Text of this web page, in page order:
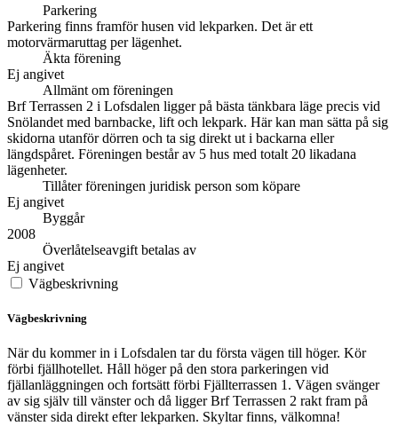
Parkering
Parkering finns framför husen vid lekparken. Det är ett
motorvärmaruttag per lägenhet.
Äkta förening
Ej angivet
Allmänt om föreningen
Brf Terrassen 2 i Lofsdalen ligger på bästa tänkbara läge precis vid
Snölandet med barnbacke, lift och lekpark. Här kan man sätta på sig
skidorna utanför dörren och ta sig direkt ut i backarna eller
längdspåret. Föreningen består av 5 hus med totalt 20 likadana
lägenheter.
Tillåter föreningen juridisk person som köpare
Ej angivet
Byggår
2008
Överlåtelseavgift betalas av
Ej angivet
Vägbeskrivning
Vägbeskrivning
När du kommer in i Lofsdalen tar du första vägen till höger. Kör
förbi fjällhotellet. Håll höger på den stora parkeringen vid
fjällanläggningen och fortsätt förbi Fjällterrassen 1. Vägen svänger
av sig själv till vänster och då ligger Brf Terrassen 2 rakt fram på
vänster sida direkt efter lekparken. Skyltar finns, välkomna!